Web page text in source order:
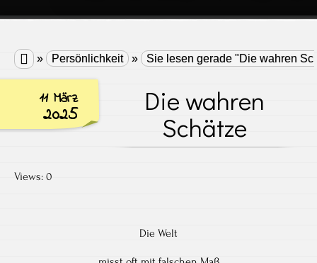
 » Persönlichkeit » Sie lesen gerade "Die wahren
11 März
2025
Die wahren
Schätze
Views: 0
Die Welt